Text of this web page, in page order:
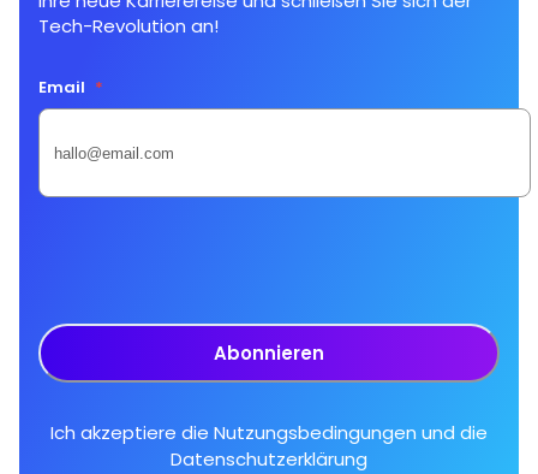
Tech-Revolution an!
Email *
Abonnieren
Ich akzeptiere die Nutzungsbedingungen und die
Datenschutzerklärung